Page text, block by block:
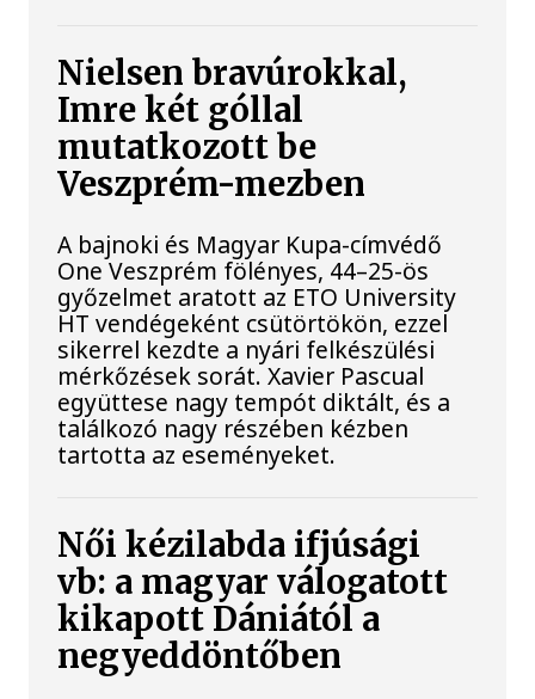
Nielsen bravúrokkal,
Imre két góllal
mutatkozott be
Veszprém-mezben
A bajnoki és Magyar Kupa-címvédő
One Veszprém fölényes, 44–25-ös
győzelmet aratott az ETO University
HT vendégeként csütörtökön, ezzel
sikerrel kezdte a nyári felkészülési
mérkőzések sorát. Xavier Pascual
együttese nagy tempót diktált, és a
találkozó nagy részében kézben
tartotta az eseményeket.
Női kézilabda ifjúsági
vb: a magyar válogatott
kikapott Dániától a
negyeddöntőben